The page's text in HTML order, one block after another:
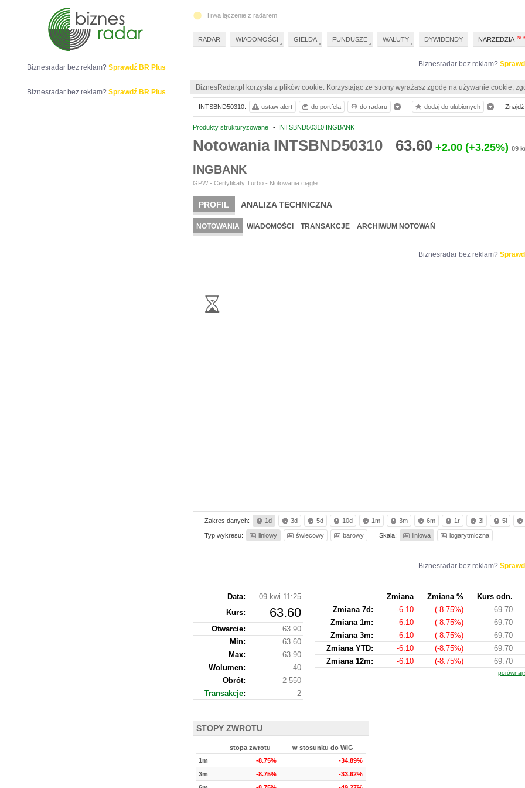
Biznesradar bez reklam?
BiznesRadar.pl korzysta z plików cookie. Korzystając ze strony wyrażasz zgodę na używanie cookie,
Produkty strukturyzowane • INTSBND50310 INGBANK
Notowania INTSBND50310 63.60 +2.00 (+3.25%) 09
INGBANK
GPW - Certyfikaty Turbo - Notowania ciągłe
PROFIL ANALIZA TECHNICZNA
NOTOWANIA WIADOMOŚCI TRANSAKCJE ARCHIWUM NOTOWAŃ
Biznesradar bez reklam?
Zakres danych: 1d 3d 5d 10d 1m 3m 6m 1r 3l 5l
Typ wykresu: liniowy świecowy barowy Skala: liniowa logarytmiczna
Biznesradar bez reklam?
Data:
09 kwi 11:25
Kurs: 63.60
Otwarcie:
63.90
Min:
63.60
Max:
63.90
Wolumen:
40
Obrót:
2 550
Transakcje: 2
Zmiana Zmiana %
Kurs odn.
Zmiana 7d:
-6.10 (-8.75%)
69.70
Zmiana 1m:
-6.10 (-8.75%)
69.70
Zmiana 3m:
-6.10 (-8.75%)
69.70
Zmiana YTD:
-6.10 (-8.75%)
69.70
Zmiana 12m:
-6.10 (-8.75%) 69.70
porównaj
STOPY ZWROTU
stopa zwrotu
w stosunku do WIG
1m
-8.75%
-34.89%
3m
-8.75%
-33.62%
INTSBND50310: ustaw alert do portfela do radaru dodaj do ulubionych
Biznesradar bez reklam? Sprawdź BR Plus
Biznesradar bez reklam? Sprawdź BR Plus
Trwa łączenie z radarem
RADAR WIADOMOŚCI GIEŁDA FUNDUSZE WALUTY DYWIDENDY NARZĘDZIA